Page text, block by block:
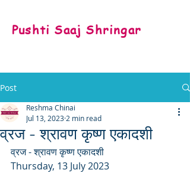
Pushti Saaj Shringar
Post
व्रज - श्रावण कृष्ण एकादशी
Reshma Chinai
Jul 13, 2023 2 min read
व्रज - श्रावण कृष्ण एकादशी
Thursday, 13 July 2023